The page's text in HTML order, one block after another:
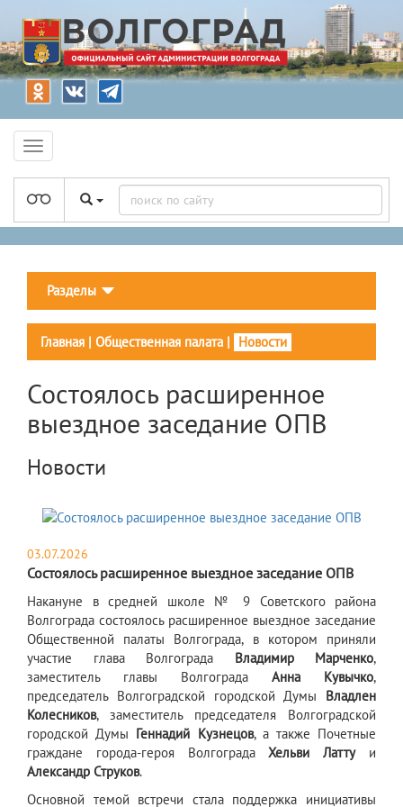
Разделы
Главная | Общественная палата | Новости
Состоялось расширенное
выездное заседание ОПВ
Новости
03.07.2026
Состоялось расширенное выездное заседание ОПВ
​Накануне в средней школе № 9 Советского района
Волгограда состоялось расширенное выездное заседание
Общественной палаты Волгограда, в котором приняли
участие глава Волгограда Владимир Марченко,
заместитель главы Волгограда Анна Кувычко,
председатель Волгоградской городской Думы Владлен
Колесников, заместитель председателя Волгоградской
городской Думы Геннадий Кузнецов, а также Почетные
граждане города-героя ВолгоградаХельви Латтуи
Александр Струков.
Основной темой встречи стала поддержка инициативы